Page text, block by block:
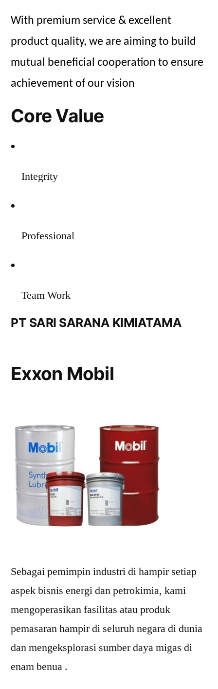
With premium service & excellent
product quality, we are aiming to build
mutual beneficial cooperation to ensure
achievement of our vision
Core Value
Integrity
Professional
Team Work
PT SARI SARANA KIMIATAMA
Exxon Mobil
Sebagai pemimpin industri di hampir setiap
aspek bisnis energi dan petrokimia, kami
mengoperasikan fasilitas atau produk
pemasaran hampir di seluruh negara di dunia
dan mengeksplorasi sumber daya migas di
enam benua .